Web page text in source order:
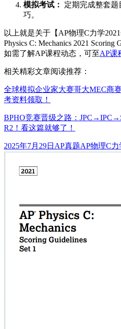
模拟考试：
定期完成整套
巧。
以上就是关于【AP物理C力学
Physics C: Mechanics 2021 Scoring
如需了解AP课程动态，可至AP课
相关精彩文章阅读推荐：
全球模拟企业家大赛哥大MEC商
考资料领取！
BPHO竞赛晋级之路：
R2！看这篇就够了！
发
2025年7月29日 分
AP真题标
AP物理C